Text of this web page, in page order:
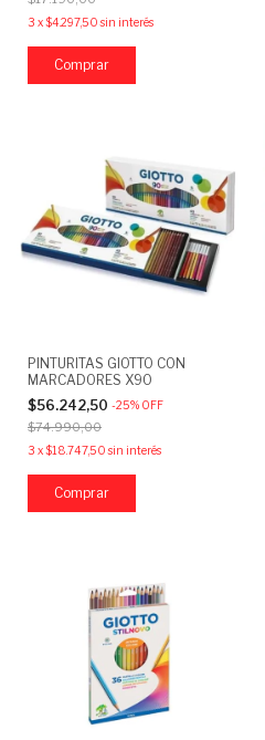
3 x$4.297,50 sin interés
PINTURITAS GIOTTO CON
MARCADORES X90
$56.242,50 -25% OFF
$74.990,00
3 x$18.747,50 sin interés